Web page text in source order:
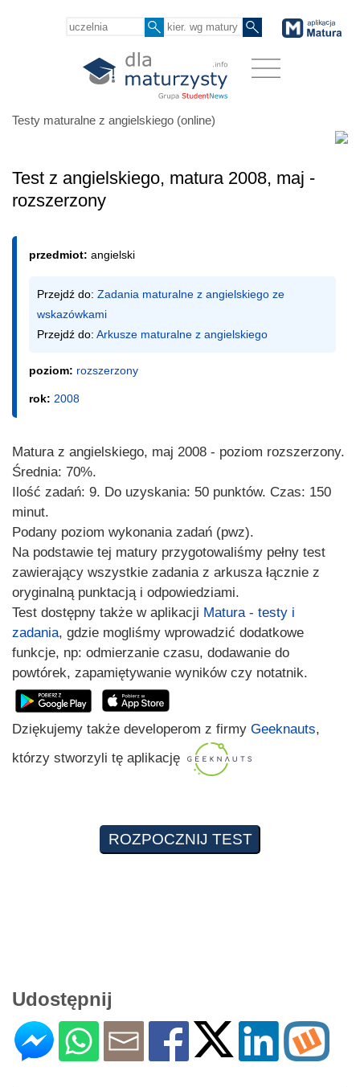
Testy maturalne z angielskiego (online)
Test z angielskiego, matura 2008, maj -
rozszerzony
przedmiot: angielski
Przejdź do: Zadania maturalne z angielskiego ze
wskazówkami
Przejdź do: Arkusze maturalne z angielskiego
poziom: rozszerzony
rok: 2008
Matura z angielskiego, maj 2008 - poziom rozszerzony.
Średnia: 70%.
Ilość zadań: 9. Do uzyskania: 50 punktów. Czas: 150
minut.
Podany poziom wykonania zadań (pwz).
Na podstawie tej matury przygotowaliśmy pełny test
zawierający wszystkie zadania z arkusza łącznie z
oryginalną punktacją i odpowiedziami.
Test dostępny także w aplikacji Matura - testy i
zadania, gdzie mogliśmy wprowadzić dodatkowe
funkcje, np: odmierzanie czasu, dodawanie do
powtórek, zapamiętywanie wyników czy notatnik.
Dziękujemy także developerom z firmy Geeknauts,
którzy stworzyli tę aplikację
Udostępnij